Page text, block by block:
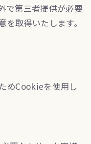
で第三者提供が必要
取得いたします。
めCookieを使用し